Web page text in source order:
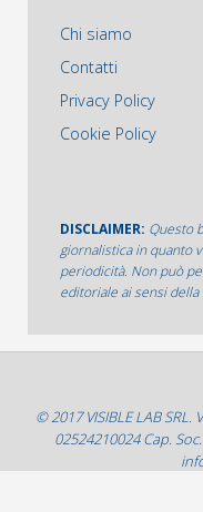
Chi siamo
Contatti
Privacy Policy
Cookie Policy
DISCLAIMER: Questo
giornalistica in quanto
periodicità. Non può
editoriale ai sensi
© 2017 VISIBLE LAB SRL.
02524210024 Cap.